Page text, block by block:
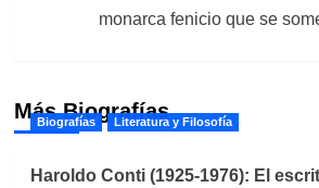
monarca fenicio que se
Más Biografías
Biografías Literatura y Filosofía
Haroldo Conti (1925-1976): El